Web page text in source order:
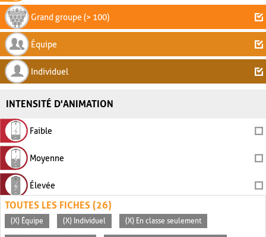
Grand groupe (> 100)
Équipe
Individuel
INTENSITÉ D'ANIMATION
Faible
Moyenne
Élevée
TOUTES LES FICHES (26)
(X) Équipe (X) Individuel (X) En classe seulement